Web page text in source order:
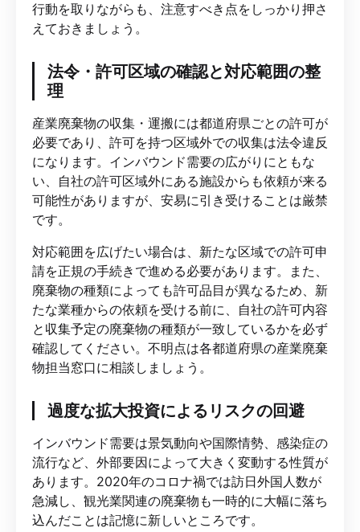
行動を取りながらも、注意すべき点をしっかり押さ
えておきましょう。
法令・許可区域の確認と対応範囲の整
理
産業廃棄物の収集・運搬には都道府県ごとの許可が
必要であり、許可を持つ区域外での収集は法令違反
になります。インバウンド需要の広がりにともな
い、自社の許可区域外にある施設からも依頼が来る
可能性がありますが、安易に引き受けることは厳禁
です。
対応範囲を広げたい場合は、新たな区域での許可申
請を正規の手続きで進める必要があります。また、
廃棄物の種類によっても許可品目が異なるため、新
たな業種からの依頼を受ける前に、自社の許可内容
と収集予定の廃棄物の種類が一致しているかを必ず
確認してください。不明点は各都道府県の産業廃棄
物担当窓口に相談しましょう。
過度な拡大投資によるリスクの回避
インバウンド需要は景気動向や国際情勢、感染症の
流行など、外部要因によって大きく変動する性質が
あります。2020年のコロナ禍では訪日外国人数が
急減し、観光業関連の廃棄物も一時的に大幅に落ち
込んだことは記憶に新しいところです。